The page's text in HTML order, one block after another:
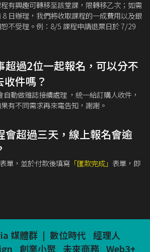
有興趣可轉移至該堂課，限轉移乙次；如需
日辦理，我們將收取課程的一成費用以及銀
不受理。例：8/5 課程申請退票日於 7/29
超過2位一起報名，可以分不
件嗎？
動做雜誌接續處理 ，統一給訂購人收件，
有不同需求再來電告知，謝謝。
會超過三天，線上報名會逾
表單，並於付款後填寫 「匯款完成」 表單，即
媒體群 | 數位時代 經理人
創業小聚 未來商務 Web3+